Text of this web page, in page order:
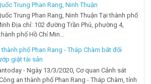
Trung Phan Rang, Ninh Thuận
Trung Phan Rang, Ninh Thuận Tại thành phố
Địa chỉ: 102 đường Trần Phú, phường 4,
phố Hồ Chí Min...
phố Phan Rang - Tháp Chàm bắt đối
giật tài sản
- Ngày 13/3/2020, Cơ quan Cảnh sát
an thành phố Phan Rang - Tháp Chàm, tỉnh